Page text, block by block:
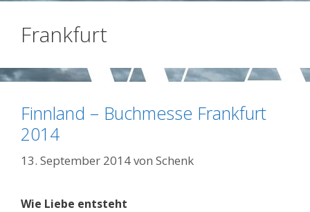
Frankfurt
Finnland – Buchmesse Frankfurt
2014
13. September 2014von Schenk
Wie Liebe entsteht